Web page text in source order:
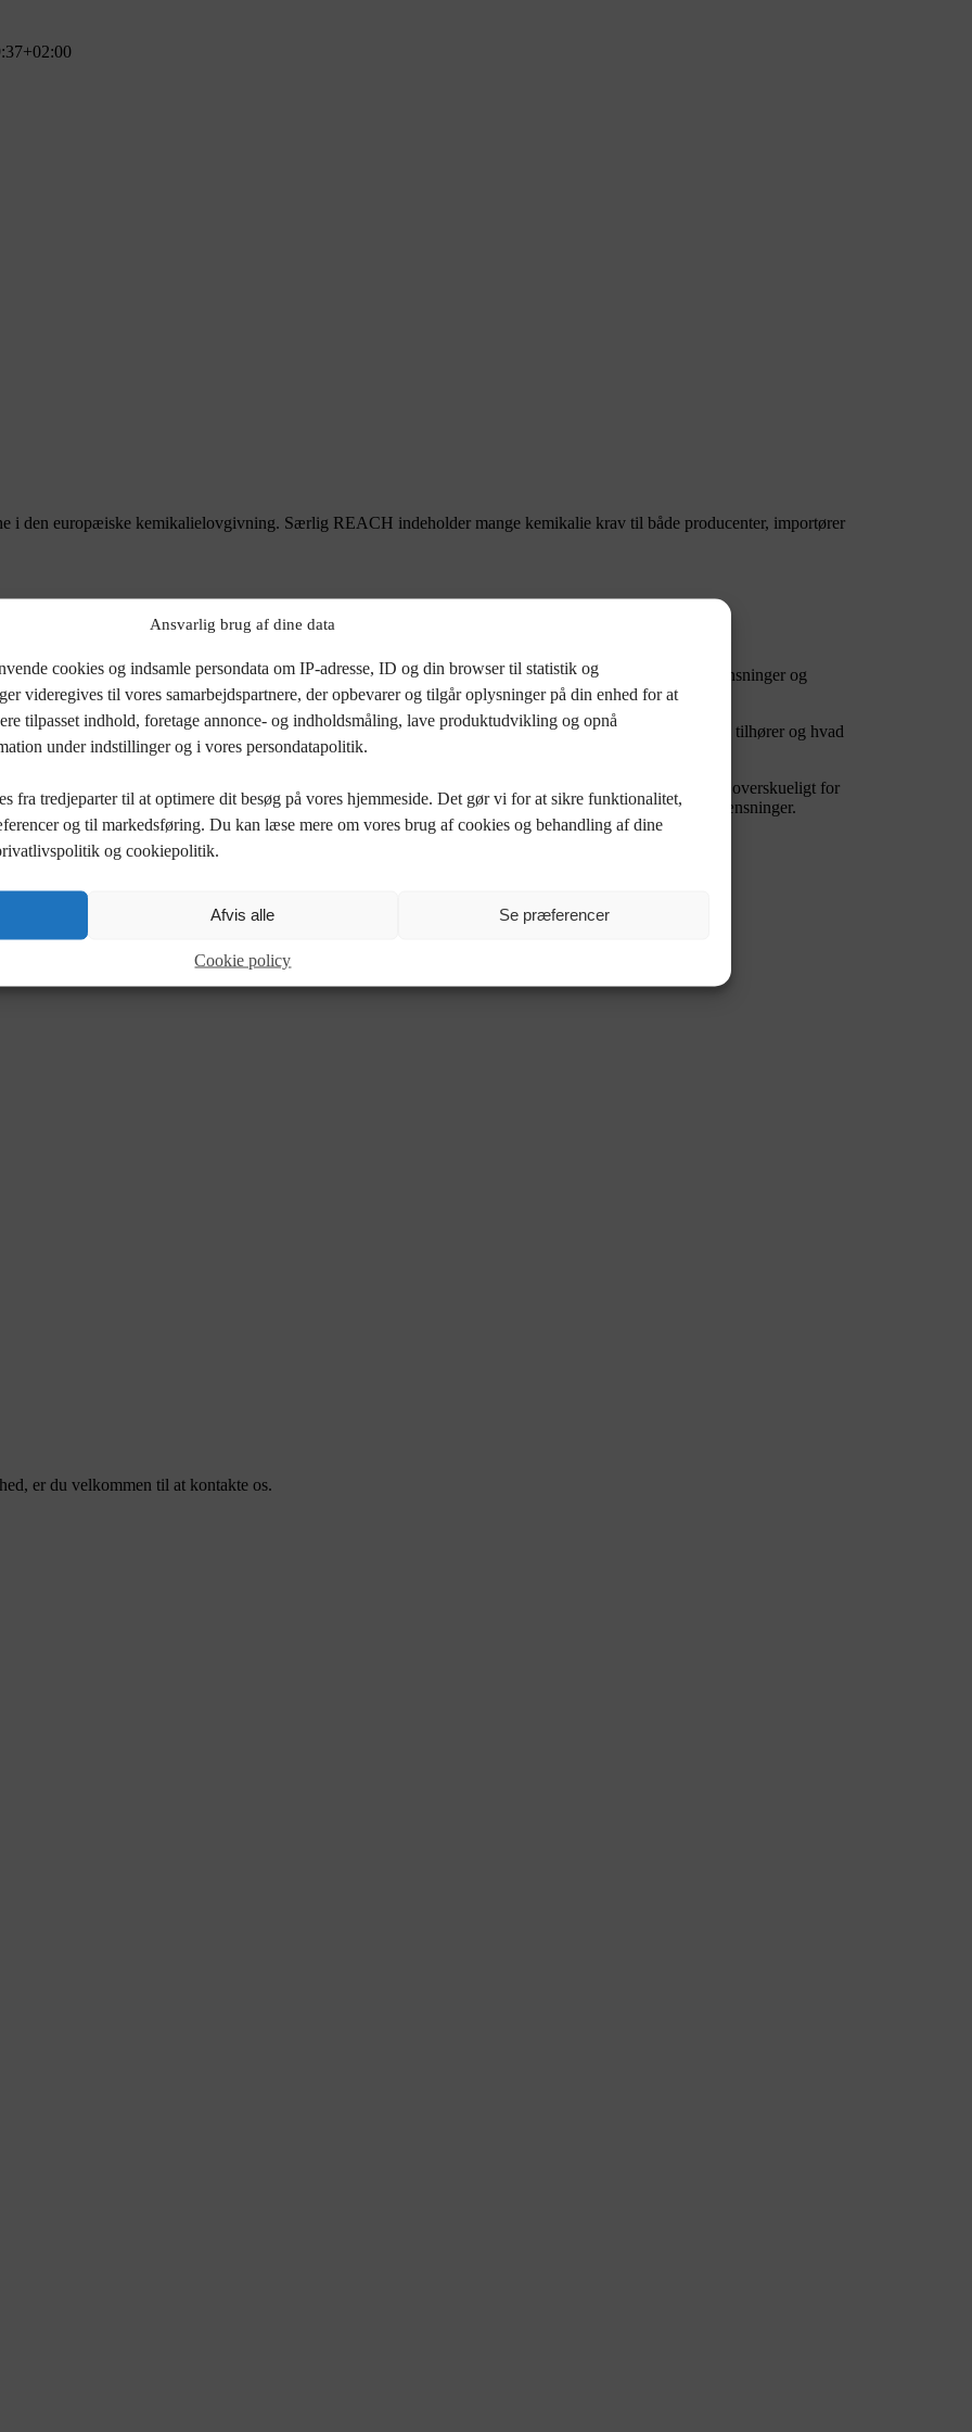
Ansvarlig brug af dine data
cookies og indsamle persondata om IP-adresse, ID og din browser til statistik og
videregives til vores samarbejdspartnere, der opbevarer og tilgår oplysninger på din enhed for at
tilpasset indhold, foretage annonce- og indholdsmåling, lave produktudvikling og opnå
under indstillinger og i vores persondatapolitik.
fra tredjeparter til at optimere dit besøg på vores hjemmeside. Det gør vi for at sikre funktionalitet,
og til markedsføring. Du kan læse mere om vores brug af cookies og behandling af dine
og cookiepolitik.
Afvis alle Se præferencer
Cookie policy
i den europæiske kemikalielovgivning. Særlig REACH indeholder mange kemikalie krav til både producenter, importører
og implementering. Et eksempel på en konkret opgave er at få overblik over hvilke begrænsninger og
begrænsninger, forbud eller restriktioner. Ud fra viden om hvilken virksomhed I er, hvilken branche I tilhører og hvad
Målet er at afdække hvilke af begrænsningerne I som virksomhed er omfattet af, og hvilke I ikke er.
I ikke er omfattet af ekskluderes i lovgivningsmodulet. På den måde bliver det lettere og mere overskueligt for
som I skal efterleve. Her kan I nemlig se, hvilke produkter der er omfattet af de enkelte begrænsninger.
er du velkommen til at kontakte os.